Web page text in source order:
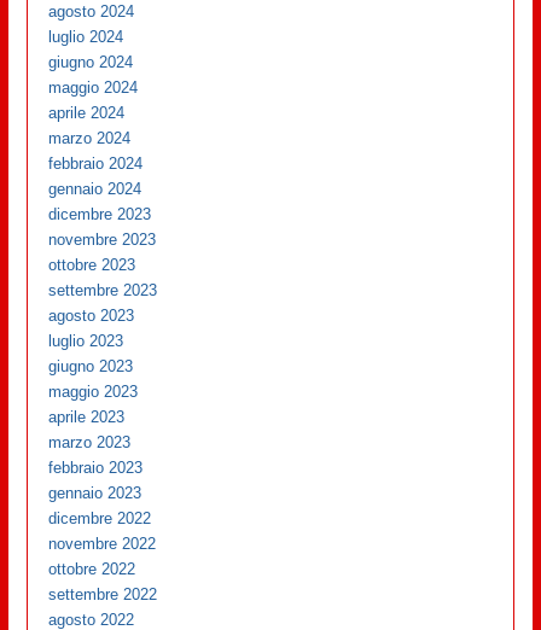
agosto 2024
luglio 2024
giugno 2024
maggio 2024
aprile 2024
marzo 2024
febbraio 2024
gennaio 2024
dicembre 2023
novembre 2023
ottobre 2023
settembre 2023
agosto 2023
luglio 2023
giugno 2023
maggio 2023
aprile 2023
marzo 2023
febbraio 2023
gennaio 2023
dicembre 2022
novembre 2022
ottobre 2022
settembre 2022
agosto 2022